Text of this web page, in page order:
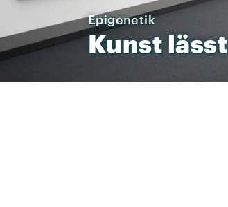
Epigenetik
Kunst lässt